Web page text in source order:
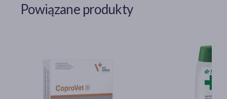
Powiązane produkty